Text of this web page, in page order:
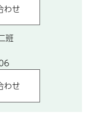
班